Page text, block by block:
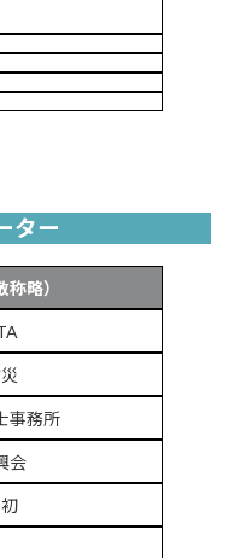
ター
略）
事務所
会